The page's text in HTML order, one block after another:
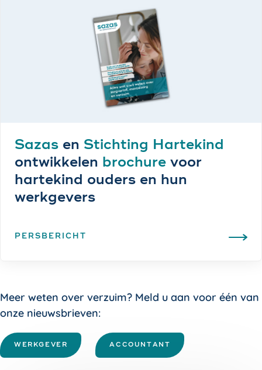
Sazas en Stichting Hartekind
ontwikkelen brochure voor
hartekind ouders en hun
werkgevers
PERSBERICHT
Meer weten over verzuim? Meld u aan voor één van
onze nieuwsbrieven:
WERKGEVER ACCOUNTANT